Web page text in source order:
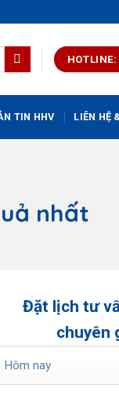
TIN HHV LIÊN HỆ
nhất
Đặt lịch tư
chuyên